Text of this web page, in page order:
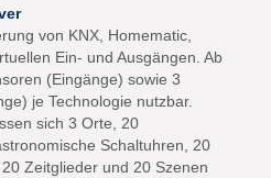
von KNX, Homematic,
Ein- und Ausgängen. Ab
(Eingänge) sowie 3
je Technologie nutzbar.
sich 3 Orte, 20
Schaltuhren, 20
Zeitglieder und 20 Szenen